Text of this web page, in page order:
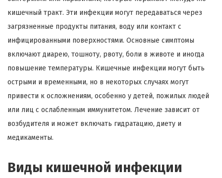
кишечный тракт. Эти инфекции могут передаваться через
загрязненные продукты питания, воду или контакт с
инфицированными поверхностями. Основные симптомы
включают диарею, тошноту, рвоту, боли в животе и иногда
повышение температуры. Кишечные инфекции могут быть
острыми и временными, но в некоторых случаях могут
привести к осложнениям, особенно у детей, пожилых людей
или лиц с ослабленным иммунитетом. Лечение зависит от
возбудителя и может включать гидратацию, диету и
медикаменты.
Виды кишечной инфекции